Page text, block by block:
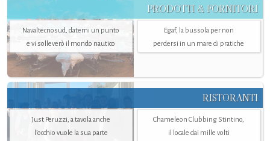
PRODOTTI & FORNITORI
Navaltecnosud, datemi un punto
e vi solleverò il mondo nautico
Egaf, la bussola per non
perdersi in un mare di pratiche
RISTORANTI
Just Peruzzi, a tavola anche
l’occhio vuole la sua parte
Chameleon Clubbing Stintino,
il locale dai mille volti